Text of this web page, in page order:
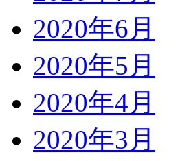
2020年6月
2020年5月
2020年4月
2020年3月